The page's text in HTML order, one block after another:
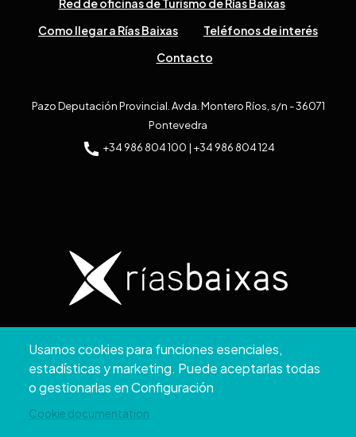
Usamos cookies para funciones esenciales,
estadísticas y marketing. Puede aceptarlas todas
o gestionarlas en Configuración
Cookie documentation
Red de oficinas de Turismo de Rías Baixas
Como llegar a Rías Baixas
Teléfonos de interés
Contacto
Pazo Deputación Provincial. Avda. Montero Ríos, s/n - 36071
Pontevedra
+34 986 804 100 | +34 986 804 124
Copyright © 2026. Diputación de Pontevedra.
Reservados todos los derechos
Aviso
Accesibilidad Protección de